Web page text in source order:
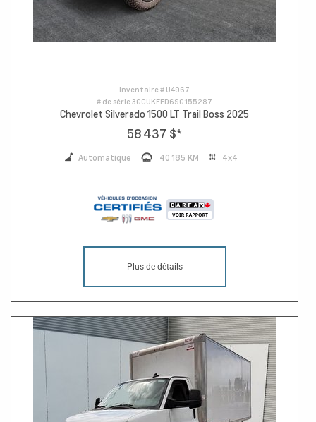
Inventaire # U4967
# de série3GCUKFED6SG155287
Chevrolet Silverado 1500 LT Trail Boss 2025
58 437 $*
Automatique 40 185 KM 4x4
Plus de détails